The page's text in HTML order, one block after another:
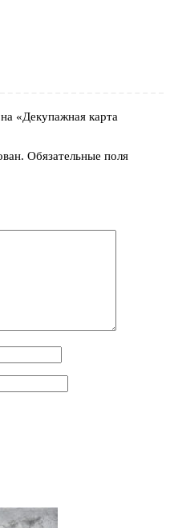
«Декупажная карта
Обязательные поля